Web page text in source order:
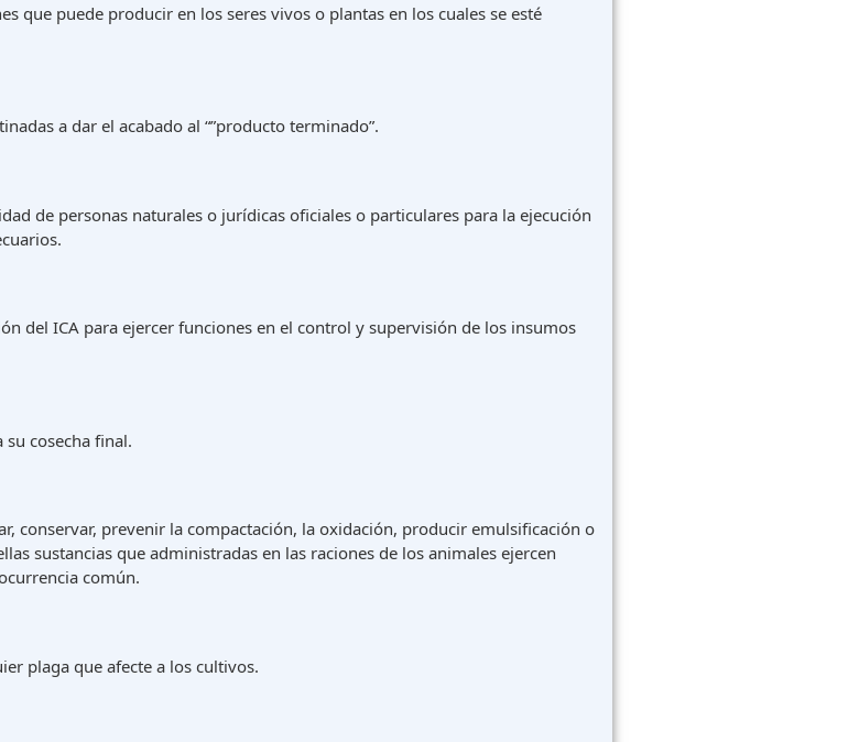
que puede producir en los seres vivos o plantas en los cuales se esté
a dar el acabado al “”producto terminado”.
de personas naturales o jurídicas oficiales o particulares para la ejecución
del ICA para ejercer funciones en el control y supervisión de los insumos
cosecha final.
conservar, prevenir la compactación, la oxidación, producir emulsificación o
sustancias que administradas en las raciones de los animales ejercen
común.
plaga que afecte a los cultivos.